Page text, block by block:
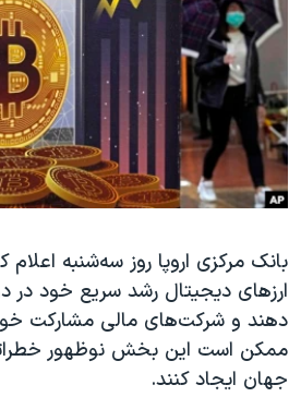
فرهنگ و زندگی
حقوق شهروندی
اقتصادی
علم و فناوری
اسرائیل در جنگ
آرشیو پخش زنده
مستندها
انتخابات ریاست جمهوری آمریکا ۲۰۲۴
حمله جمهوری اسلامی به اسرائیل
رمز مهسا
ورزش زنان در ایران
مجموعه مستندهای دادخواهی
تریبونال مردمی آبان ۹۸
دادگاه حمید نوری
چهل سال گروگان‌گیری
دنبال کنید
زبانهای مختلف
بانک مرکزی اروپا روز سه‌شنبه اعلام
ارزهای دیجیتال رشد سریع خود در
دهند و شرکت‌های مالی مشارکت خود
ممکن است این بخش نوظهور
جهان ایجاد کنند.